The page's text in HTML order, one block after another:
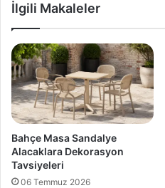
İlgili Makaleler
Bahçe Masa Sandalye
Alacaklara Dekorasyon
Tavsiyeleri
06 Temmuz 2026